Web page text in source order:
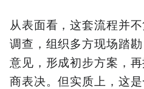
从表面看，这套流程并
调查，组织多方现场踏
意见，形成初步方案，
商表决。但实质上，这